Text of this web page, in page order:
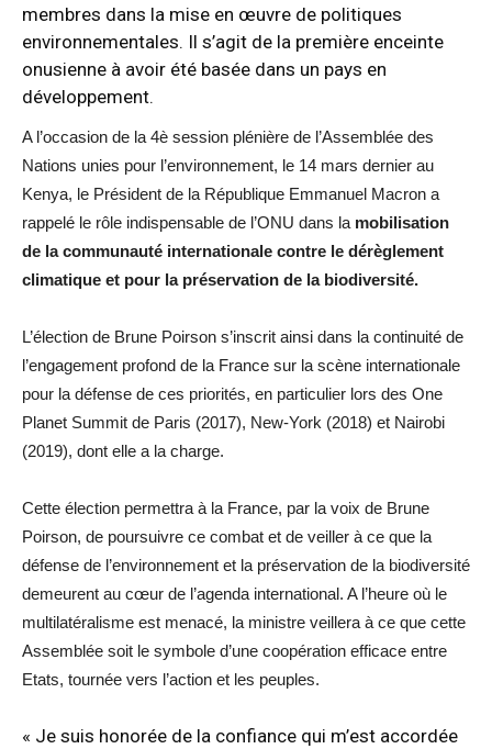
membres dans la mise en œuvre de politiques
environnementales. Il s’agit de la première enceinte
onusienne à avoir été basée dans un pays en
développement.
A l’occasion de la 4è session plénière de l’Assemblée des
Nations unies pour l’environnement, le 14 mars dernier au
Kenya, le Président de la République Emmanuel Macron a
rappelé le rôle indispensable de l’ONU dans la mobilisation
de la communauté internationale contre le dérèglement
climatique et pour la préservation de la biodiversité.
L’élection de Brune Poirson s’inscrit ainsi dans la continuité de
l’engagement profond de la France sur la scène internationale
pour la défense de ces priorités, en particulier lors des One
Planet Summit de Paris (2017), New-York (2018) et Nairobi
(2019), dont elle a la charge.
Cette élection permettra à la France, par la voix de Brune
Poirson, de poursuivre ce combat et de veiller à ce que la
défense de l’environnement et la préservation de la biodiversité
demeurent au cœur de l’agenda international. A l’heure où le
multilatéralisme est menacé, la ministre veillera à ce que cette
Assemblée soit le symbole d’une coopération efficace entre
Etats, tournée vers l’action et les peuples.
« Je suis honorée de la confiance qui m’est accordée